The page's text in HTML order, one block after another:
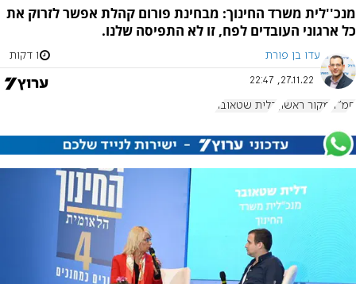
מנכ''לית משרד החינוך: מבחינת פורום קהלת אפשר לזרוק את
כל ארגוני העובדים לפח, זו לא התפיסה שלנו.
עדו בן פורת 1 דקות
27.11.22, 22:47
חמ"ד מקור ראשון דלית שטאובר